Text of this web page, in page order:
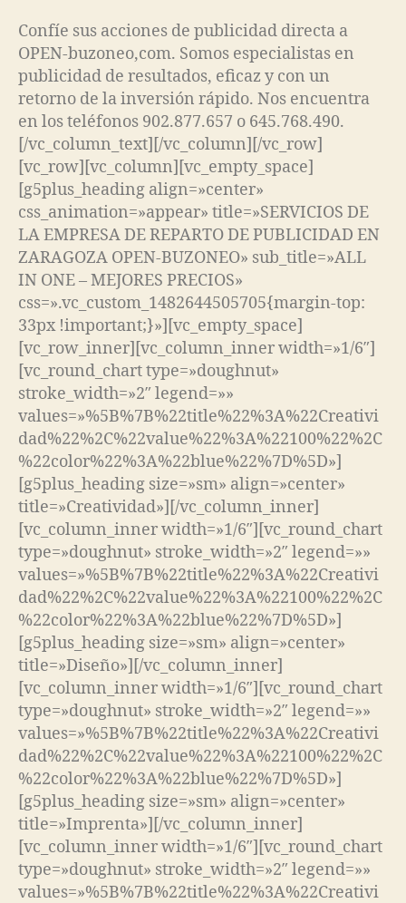
Confíe sus acciones de publicidad directa a
OPEN-buzoneo,com. Somos especialistas en
publicidad de resultados, eficaz y con un
retorno de la inversión rápido. Nos encuentra
en los teléfonos 902.877.657 o 645.768.490.
[/vc_column_text][/vc_column][/vc_row]
[vc_row][vc_column][vc_empty_space]
[g5plus_heading align=»center»
css_animation=»appear» title=»SERVICIOS DE
LA EMPRESA DE REPARTO DE PUBLICIDAD EN
ZARAGOZA OPEN-BUZONEO» sub_title=»ALL
IN ONE – MEJORES PRECIOS»
css=».vc_custom_1482644505705{margin-top:
33px !important;}»][vc_empty_space]
[vc_row_inner][vc_column_inner width=»1/6″]
[vc_round_chart type=»doughnut»
stroke_width=»2″ legend=»»
values=»%5B%7B%22title%22%3A%22Creativi
dad%22%2C%22value%22%3A%22100%22%2C
%22color%22%3A%22blue%22%7D%5D»]
[g5plus_heading size=»sm» align=»center»
title=»Creatividad»][/vc_column_inner]
[vc_column_inner width=»1/6″][vc_round_chart
type=»doughnut» stroke_width=»2″ legend=»»
values=»%5B%7B%22title%22%3A%22Creativi
dad%22%2C%22value%22%3A%22100%22%2C
%22color%22%3A%22blue%22%7D%5D»]
[g5plus_heading size=»sm» align=»center»
title=»Diseño»][/vc_column_inner]
[vc_column_inner width=»1/6″][vc_round_chart
type=»doughnut» stroke_width=»2″ legend=»»
values=»%5B%7B%22title%22%3A%22Creativi
dad%22%2C%22value%22%3A%22100%22%2C
%22color%22%3A%22blue%22%7D%5D»]
[g5plus_heading size=»sm» align=»center»
title=»Imprenta»][/vc_column_inner]
[vc_column_inner width=»1/6″][vc_round_chart
type=»doughnut» stroke_width=»2″ legend=»»
values=»%5B%7B%22title%22%3A%22Creativi